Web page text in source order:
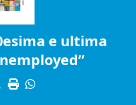
e ultima